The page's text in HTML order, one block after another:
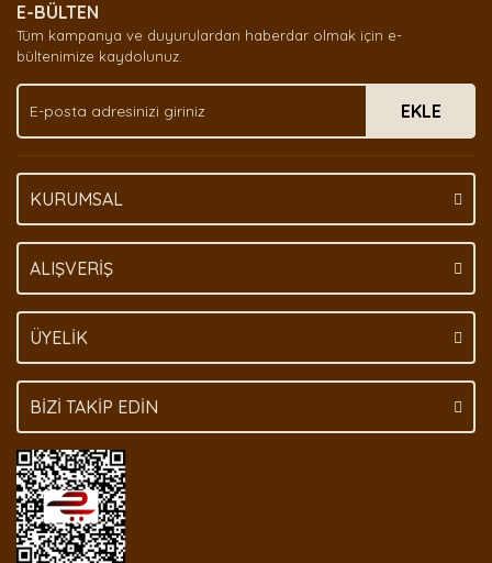
Ürün açıklamasında eksik bilgiler bulunuyor.
Ürün bilgilerinde hatalar bulunuyor.
Ürün fiyatı diğer sitelerden daha pahalı.
Bu ürüne benzer farklı alternatifler olmalı.
E-BÜLTEN
Tüm kampanya ve duyurulardan haberdar olmak için e-
bültenimize kaydolunuz.
EKLE
KURUMSAL
ALIŞVERİŞ
ÜYELİK
BİZİ TAKİP EDİN